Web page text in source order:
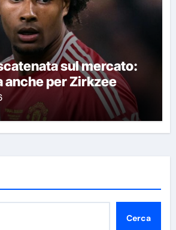
sul mercato:
anche per Zirkzee
Cerca